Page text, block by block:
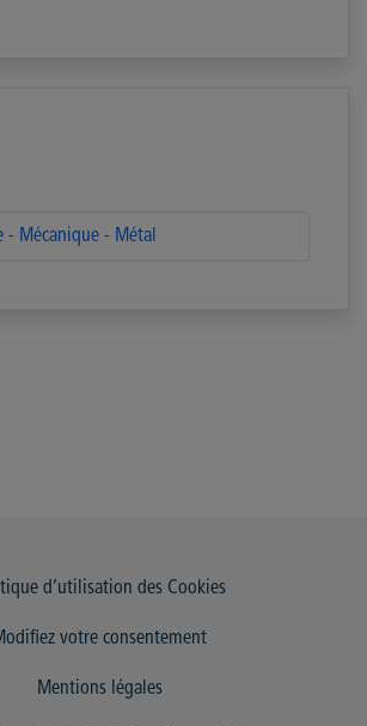
- Mécanique - Métal
d’utilisation des Cookies
votre consentement
Mentions légales